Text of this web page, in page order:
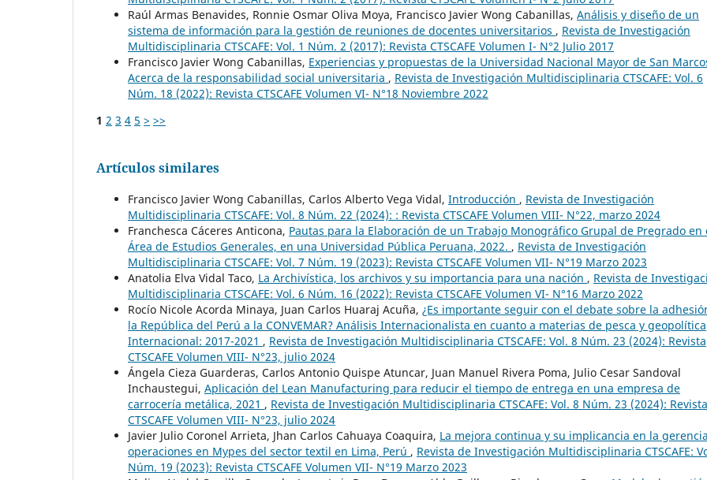
Raúl Armas Benavides, Ronnie Osmar Oliva Moya, Francisco Javier Wong Cabanillas, Análisis y diseño de un
sistema de información para la gestión de reuniones de docentes universitarios , Revista de Investigación
Multidisciplinaria CTSCAFE: Vol. 1 Núm. 2 (2017): Revista CTSCAFE Volumen I- N°2 Julio 2017
Francisco Javier Wong Cabanillas, Experiencias y propuestas de la Universidad Nacional Mayor de San
Acerca de la responsabilidad social universitaria , Revista de Investigación Multidisciplinaria CTSCAFE: Vol. 6
Núm. 18 (2022): Revista CTSCAFE Volumen VI- N°18 Noviembre 2022
1 2 3 4 5 > >>
Artículos similares
Francisco Javier Wong Cabanillas, Carlos Alberto Vega Vidal, Introducción , Revista de Investigación
Multidisciplinaria CTSCAFE: Vol. 8 Núm. 22 (2024): : Revista CTSCAFE Volumen VIII- N°22, marzo 2024
Franchesca Cáceres Anticona, Pautas para la Elaboración de un Trabajo Monográfico Grupal de Pregrado en
Área de Estudios Generales, en una Universidad Pública Peruana, 2022. , Revista de Investigación
Multidisciplinaria CTSCAFE: Vol. 7 Núm. 19 (2023): Revista CTSCAFE Volumen VII- N°19 Marzo 2023
Anatolia Elva Vidal Taco, La Archivística, los archivos y su importancia para una nación , Revista de
Multidisciplinaria CTSCAFE: Vol. 6 Núm. 16 (2022): Revista CTSCAFE Volumen VI- N°16 Marzo 2022
Rocío Nicole Acorda Minaya, Juan Carlos Huaraj Acuña, ¿Es importante seguir con el debate sobre la
la República del Perú a la CONVEMAR? Análisis Internacionalista en cuanto a materias de pesca y geopolítica
Internacional: 2017-2021 , Revista de Investigación Multidisciplinaria CTSCAFE: Vol. 8 Núm. 23 (2024): Revista
CTSCAFE Volumen VIII- N°23, julio 2024
Ángela Cieza Guarderas, Carlos Antonio Quispe Atuncar, Juan Manuel Rivera Poma, Julio Cesar Sandoval
Inchaustegui, Aplicación del Lean Manufacturing para reducir el tiempo de entrega en una empresa de
carrocería metálica, 2021 , Revista de Investigación Multidisciplinaria CTSCAFE: Vol. 8 Núm. 23 (2024): Revista
CTSCAFE Volumen VIII- N°23, julio 2024
Javier Julio Coronel Arrieta, Jhan Carlos Cahuaya Coaquira, La mejora continua y su implicancia en la
operaciones en Mypes del sector textil en Lima, Perú , Revista de Investigación Multidisciplinaria CTSCAFE:
Núm. 19 (2023): Revista CTSCAFE Volumen VII- N°19 Marzo 2023